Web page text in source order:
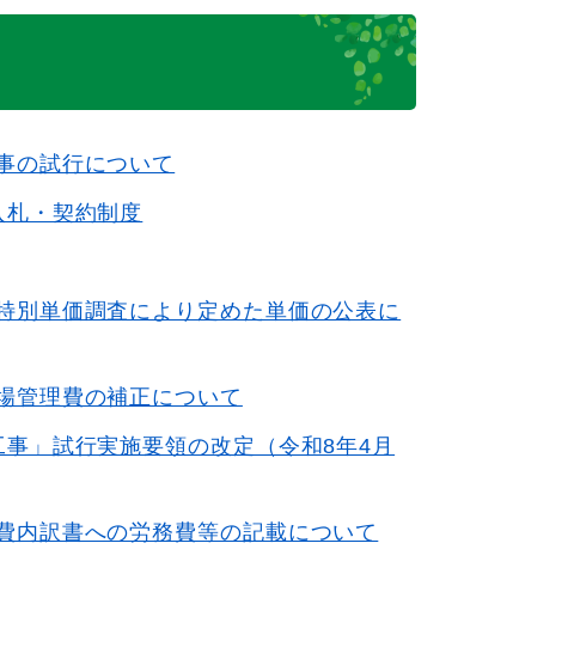
の試行について
・契約制度
別単価調査により定めた単価の公表に
管理費の補正について
事」試行実施要領の改定（令和8年4月
内訳書への労務費等の記載について